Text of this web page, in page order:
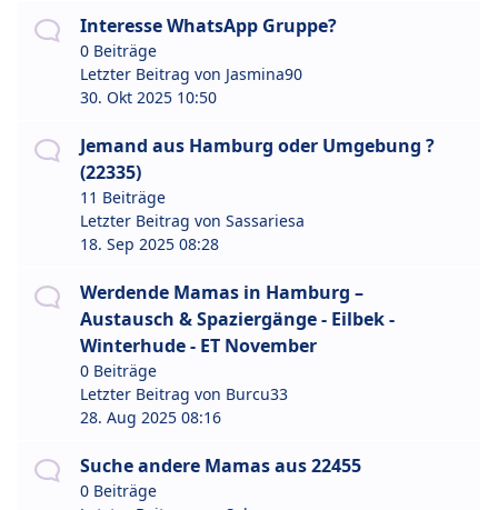
Interesse WhatsApp Gruppe?
0 Beiträge
Letzter Beitrag von Jasmina90
30. Okt 2025 10:50
Jemand aus Hamburg oder Umgebung ?
(22335)
11 Beiträge
Letzter Beitrag von Sassariesa
18. Sep 2025 08:28
Werdende Mamas in Hamburg –
Austausch & Spaziergänge - Eilbek -
Winterhude - ET November
0 Beiträge
Letzter Beitrag von Burcu33
28. Aug 2025 08:16
Suche andere Mamas aus 22455
0 Beiträge